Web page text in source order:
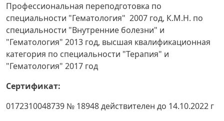
Профессиональная переподготовка по
специальности "Гематология" 2007 год, К.М.Н. по
специальности "Внутренние болезни" и
"Гематология" 2013 год, высшая квалификационная
категория по специальности "Терапия" и
"Гематология" 2017 год
Сертификат:
0172310048739 № 18948 действителен до 14.10.2022 г